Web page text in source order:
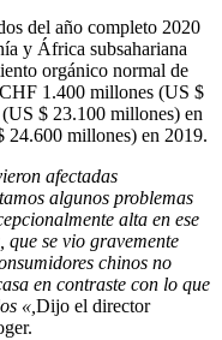
del año completo 2020
y África subsahariana
orgánico normal de
1.400 millones (US $
$ 23.100 millones) en
24.600 millones) en 2019.
afectadas
algunos problemas
alta en ese
se vio gravemente
chinos no
en contraste con lo que
«, Dijo el director